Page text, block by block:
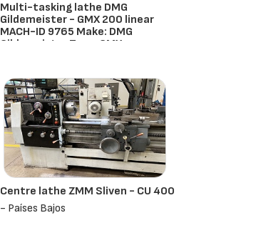
Multi-tasking lathe DMG
Gildemeister - GMX 200 linear
MACH-ID 9765 Make: DMG
Gildemeister Type: GMX
Centre lathe ZMM Sliven - CU 400
- Países Bajos